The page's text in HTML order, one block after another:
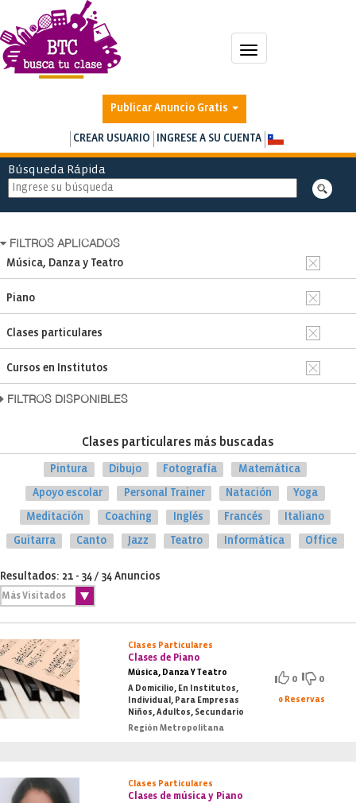
Toggle
navigation
Publicar Anuncio Gratis
CREAR USUARIO INGRESE A SU CUENTA
Búsqueda Rápida
FILTROS APLICADOS
Música, Danza y Teatro
Piano
Clases particulares
Cursos en Institutos
FILTROS DISPONIBLES
Clases particulares más buscadas
Pintura Dibujo Fotografía Matemática
Apoyo escolar Personal Trainer Natación Yoga
Meditación Coaching Inglés Francés Italiano
Guitarra Canto Jazz Teatro Informática Office
Resultados: 21 - 34 / 34 Anuncios
Clases Particulares
Clases de Piano
Música, Danza Y Teatro
A Domicilio, En Institutos,
Individual, Para Empresas
Niños, Adultos, Secundario
Región Metropolitana
0 0
0 Reservas
Clases Particulares
Clases de música y Piano